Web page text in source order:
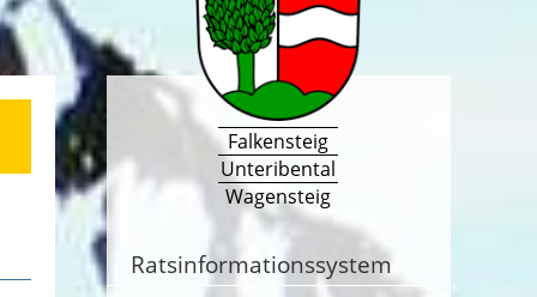
Falkensteig
Unteribental
Wagensteig
Ratsinformationssystem